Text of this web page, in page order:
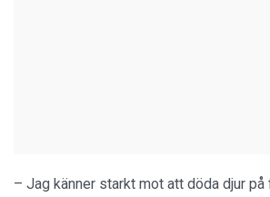
– Jag känner starkt mot att döda djur på